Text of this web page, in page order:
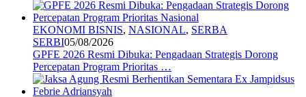
EKONOMI BISNIS, NASIONAL, SERBA
SERBI05/08/2026
GPFE 2026 Resmi Dibuka: Pengadaan Strategis Dorong
Percepatan Program Prioritas …